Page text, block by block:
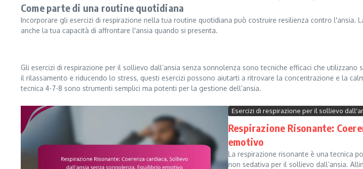
Come parte di una routine quotidiana
Incorporare gli esercizi di respirazione nella tua routine quotidiana può costruire resilienza contro
anche la tua capacità di affrontare l'ansia quando si presenta.
Gli esercizi di respirazione per il sollievo dall’ansia senza sonnolenza sono tecniche efficaci che
il rilassamento e riducendo lo stress, questi esercizi possono aiutarti a ritrovare la concentrazione e la
tecnica 4-7-8 sono strumenti semplici ma potenti per la gestione dell’ansia.
Esercizi di respirazione per il sollievo
Respirazione Risonante:
emotivo
La respirazione risonante è una tecnica
non sedativa per il sollievo dall’ansia.